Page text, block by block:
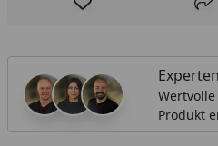
Produkt zur
Produkt